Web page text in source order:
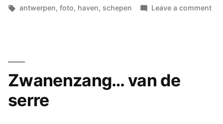
by
in
Tags:
antwerpen,foto, haven, schepen Leave a commenton
Zwanenzang… van de
serre